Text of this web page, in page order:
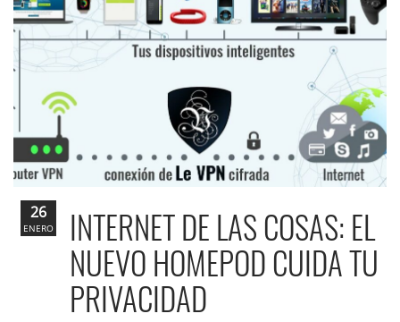
INTERNET DE LAS COSAS: EL
NUEVO HOMEPOD CUIDA TU
PRIVACIDAD
26
ENERO